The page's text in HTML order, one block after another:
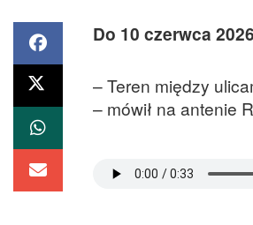
Do 10 czerwca
– Teren między
– mówił na antenie